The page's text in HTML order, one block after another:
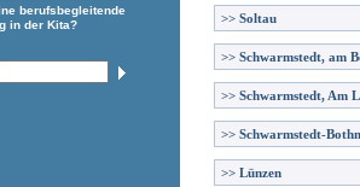
berufsbegleitende
in der Kita?
>> Soltau
>> Schwarmstedt, am
>> Schwarmstedt, Am
>> Schwarmstedt-
>> Lünzen